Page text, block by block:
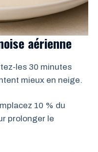
aérienne
les 30 minutes
mieux en neige.
10 % du
prolonger le